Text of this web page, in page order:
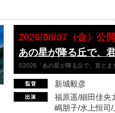
2026/08/07（金）公
あの星が降る丘で、
©2026「あの星が降る丘で、君とま
新城毅彦
福原遥/細田佳央
嶋朋子/水上恒司